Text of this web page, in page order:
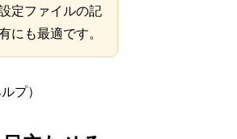
定ファイルの記
にも最適です。
プ）